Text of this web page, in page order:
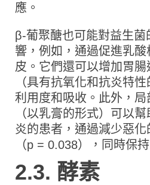
應。
β-葡聚醣也可能對益生菌
響，例如，通過促進乳
皮。它們還可以增加胃
（具有抗氧化和抗炎特
利用度和吸收。此外，
（以乳膏的形式）可以
炎的患者，通過減少惡
（p = 0.038），同時保
2.3. 酵素